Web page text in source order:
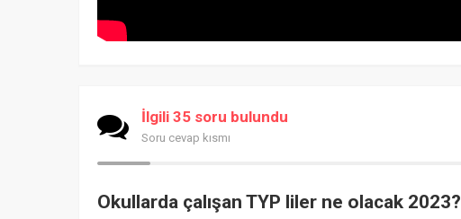
İlgili 35 soru bulundu
Soru cevap kısmı
Okullarda çalışan TYP liler ne olacak 2023?